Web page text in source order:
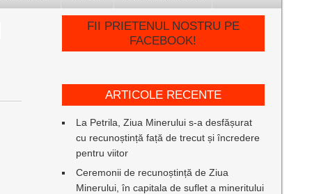
FII PRIETENUL NOSTRU PE
FACEBOOK!
ARTICOLE RECENTE
La Petrila, Ziua Minerului s-a desfășurat
cu recunoștință față de trecut și încredere
pentru viitor
Ceremonii de recunoștință de Ziua
Minerului, în capitala de suflet a mineritului